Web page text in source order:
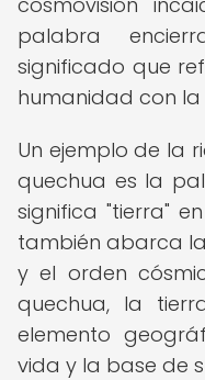
palabra
significado que
humanidad con la
Un ejemplo de la
quechua es la
significa "tierra"
también abarca
y el orden
quechua, la
elemento
vida y la base de